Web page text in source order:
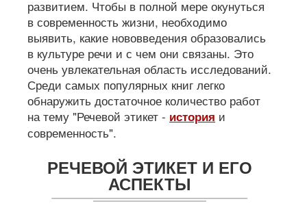
развитием. Чтобы в полной мере окунуться
в современность жизни, необходимо
выявить, какие нововведения образовались
в культуре речи и с чем они связаны. Это
очень увлекательная область исследований.
Среди самых популярных книг легко
обнаружить достаточное количество работ
на тему "Речевой этикет - история и
современность".
РЕЧЕВОЙ ЭТИКЕТ И ЕГО
АСПЕКТЫ